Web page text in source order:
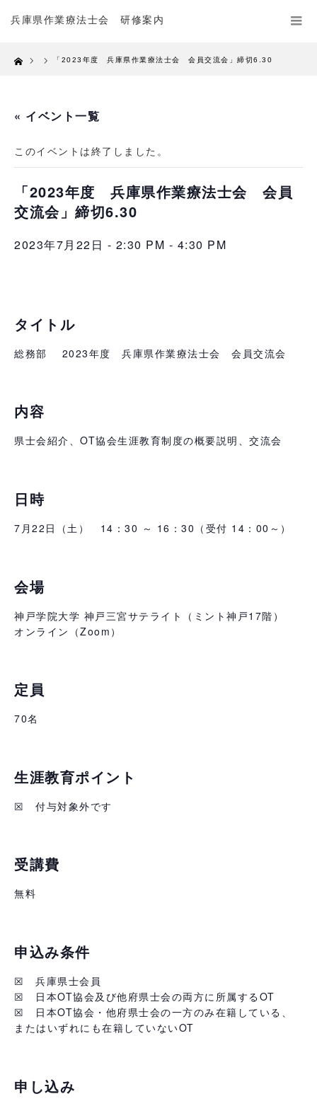
兵庫県作業療法士会 研修案内
Home 「2023年度 兵庫県作業療法士会 会員交流会」締切6.30
« イベント一覧
このイベントは終了しました。
「2023年度 兵庫県作業療法士会 会員
交流会」締切6.30
2023年7月22日 - 2:30 PM - 4:30 PM
タイトル
総務部 2023年度 兵庫県作業療法士会 会員交流会
内容
県士会紹介、OT協会生涯教育制度の概要説明、交流会
日時
7月22日（土） 14：30 ～ 16：30（受付 14：00～）
会場
神戸学院大学 神戸三宮サテライト（ミント神戸17階）
オンライン（Zoom）
定員
70名
生涯教育ポイント
☒ 付与対象外です
受講費
無料
申込み条件
☒ 兵庫県士会員
☒ 日本OT協会及び他府県士会の両方に所属するOT
☒ 日本OT協会・他府県士会の一方のみ在籍している、
またはいずれにも在籍していないOT
申し込み